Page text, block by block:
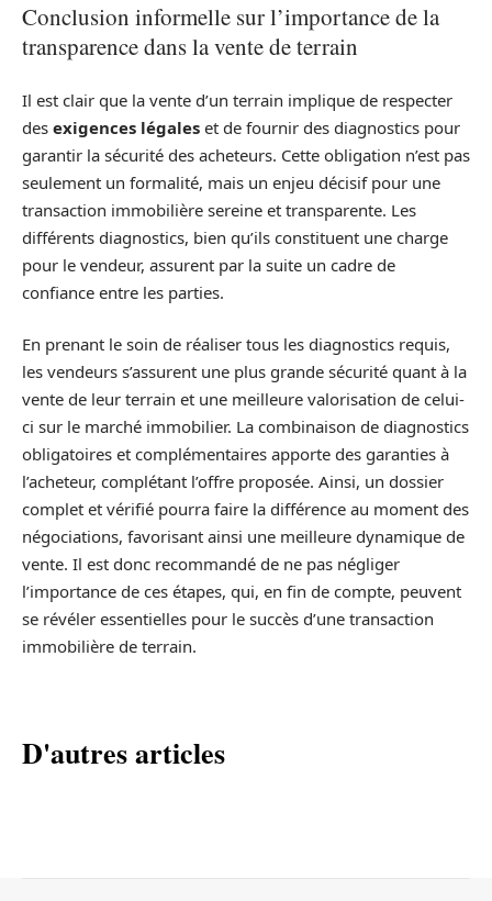
Conclusion informelle sur l’importance de la
transparence dans la vente de terrain
Il est clair que la vente d’un terrain implique de respecter
des exigences légales et de fournir des diagnostics pour
garantir la sécurité des acheteurs. Cette obligation n’est pas
seulement un formalité, mais un enjeu décisif pour une
transaction immobilière sereine et transparente. Les
différents diagnostics, bien qu’ils constituent une charge
pour le vendeur, assurent par la suite un cadre de
confiance entre les parties.
En prenant le soin de réaliser tous les diagnostics requis,
les vendeurs s’assurent une plus grande sécurité quant à la
vente de leur terrain et une meilleure valorisation de celui-
ci sur le marché immobilier. La combinaison de diagnostics
obligatoires et complémentaires apporte des garanties à
l’acheteur, complétant l’offre proposée. Ainsi, un dossier
complet et vérifié pourra faire la différence au moment des
négociations, favorisant ainsi une meilleure dynamique de
vente. Il est donc recommandé de ne pas négliger
l’importance de ces étapes, qui, en fin de compte, peuvent
se révéler essentielles pour le succès d’une transaction
immobilière de terrain.
D'autres articles